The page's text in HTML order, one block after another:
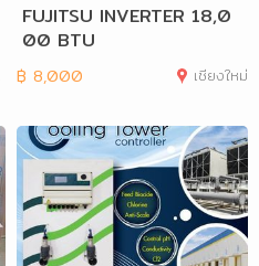
FUJITSU INVERTER 18,0
00 BTU
฿ 8,000 เชียงใหม่